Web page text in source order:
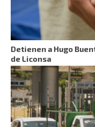
Detienen a Hugo
de Liconsa